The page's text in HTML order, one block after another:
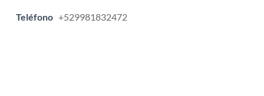
Teléfono +529981832472